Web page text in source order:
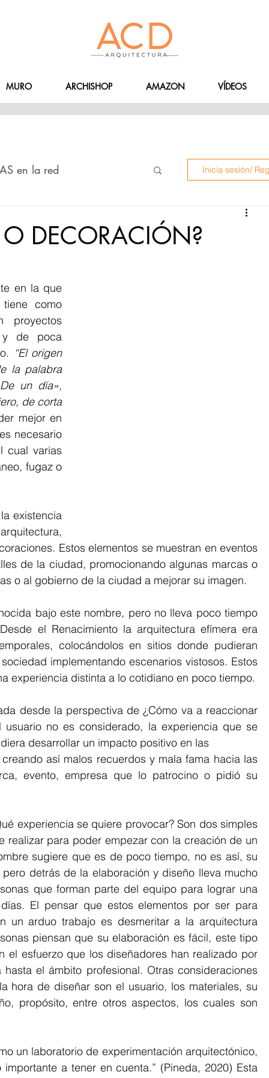
MURO ARCHISHOP AMAZON VÍDEOS
en la red
ARCHISHOP
de nuestros miembros
Inicia sesión/
O DECORACIÓN?
en la que
como
proyectos
y de poca
“El origen
la palabra
un día»,
de corta
mejor en
necesario
cual varias
fugaz o
existencia
Estos elementos se muestran en eventos
de la ciudad, promocionando algunas marcas o
o al gobierno de la ciudad a mejorar su imagen.
bajo este nombre, pero no lleva poco tiempo
el Renacimiento la arquitectura efímera era
colocándolos en sitios donde pudieran
implementando escenarios vistosos. Estos
experiencia distinta a lo cotidiano en poco tiempo.
desde la perspectiva de ¿Cómo va a reaccionar
no es considerado, la experiencia que se
desarrollar un impacto positivo en las
así malos recuerdos y mala fama hacia las
evento, empresa que lo patrocino o pidió su
experiencia se quiere provocar? Son dos simples
realizar para poder empezar con la creación de un
sugiere que es de poco tiempo, no es así, su
detrás de la elaboración y diseño lleva mucho
que forman parte del equipo para lograr una
El pensar que estos elementos por ser para
un arduo trabajo es desmeritar a la arquitectura
piensan que su elaboración es fácil, este tipo
el esfuerzo que los diseñadores han realizado por
el ámbito profesional. Otras consideraciones
hora de diseñar son el usuario, los materiales, su
propósito, entre otros aspectos, los cuales son
un laboratorio de experimentación arquitectónico,
a tener en cuenta.” (Pineda, 2020) Esta